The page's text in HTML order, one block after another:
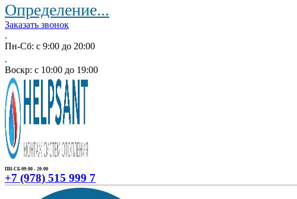
Определение...
Заказать звонок
.
Пн-Сб: с 9:00 до 20:00
.
Воскр: с 10:00 до 19:00
ПН-СБ 09:00 - 20:00
+7 (978) 515 999 7